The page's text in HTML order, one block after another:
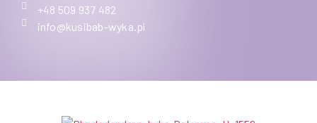
+48 509 937 482
info@kusibab-wyka.pl